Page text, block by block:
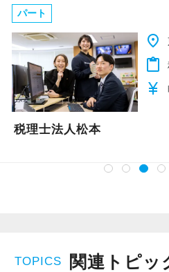
パート
place
content_paste
currency_yen
税理士法人松本
TOPICS 関連トピッ